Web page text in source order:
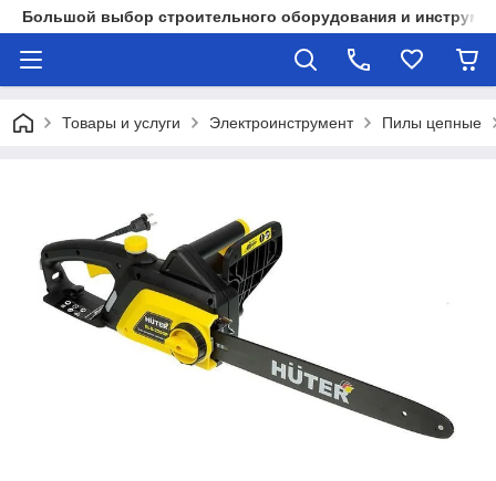
Большой выбор строительного оборудования и
Товары и услуги Электроинструмент Пилы цепные